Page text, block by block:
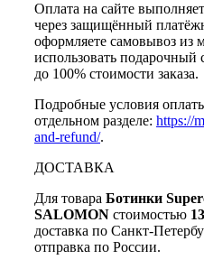
Оплата на сайте
через защищённый
оформляете самовывоз из
использовать подарочный
до 100% стоимости заказа.
Подробные условия
отдельном разделе: https://
and-refund/.
ДОСТАВКА
Для товара Ботинки
SALOMON стоимостью
доставка по Санкт-
отправка по России.